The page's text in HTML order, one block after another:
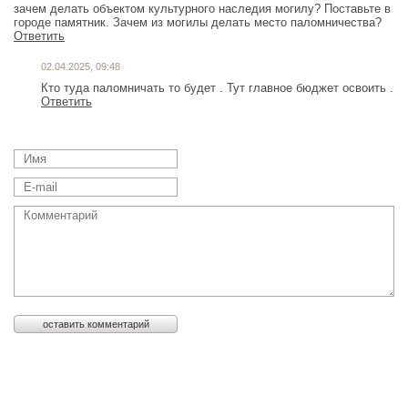
зачем делать объектом культурного наследия могилу? Поставьте в
городе памятник. Зачем из могилы делать место паломничества?
Ответить
02.04.2025, 09:48
Кто туда паломничать то будет . Тут главное бюджет освоить .
Ответить